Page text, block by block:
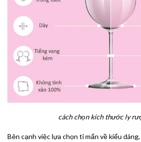
cách chọn kích thước ly
Bên cạnh việc lựa chọn tỉ mẩn về kiểu